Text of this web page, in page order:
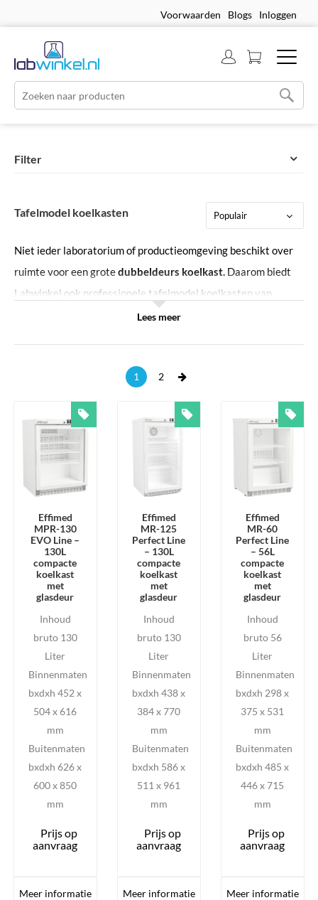
Voorwaarden Blogs Inloggen
Filter
Tafelmodel koelkasten
Niet ieder laboratorium of productieomgeving beschikt over
ruimte voor een grotedubbeldeurs koelkast. Daarom biedt
Labwinkel ook professionele tafelmodel koelkasten van
Liebherr . Deze units kunnen zowel onder als
tafelmodel koelkasten zijn beschikbaar met diverse
interieurconfiguraties, zoals draadroosters of lades,
afhankelijk van uw toepassing.
Onderstaand vindt u het assortiment tafelmodel koelkasten
binnen Labwinkel. Klik op een model voor specificaties, foto’s
Lees meer
1 2 next
Effimed
MPR-130
EVO Line –
130L
compacte
koelkast
met
glasdeur
Inhoud
bruto 130
Liter
Binnenmaten
bxdxh 452 x
504 x 616
mm
Buitenmaten
bxdxh 626 x
600 x 850
mm
Prijs op
aanvraag
Meer informatie
Effimed
MR-125
Perfect Line
– 130L
compacte
koelkast
met
glasdeur
Inhoud
bruto 130
Liter
Binnenmaten
bxdxh 438 x
384 x 770
mm
Buitenmaten
bxdxh 586 x
511 x 961
mm
Prijs op
aanvraag
Meer informatie
Effimed
MR-60
Perfect Line
– 56L
compacte
koelkast
met
glasdeur
Inhoud
bruto 56
Liter
Binnenmaten
bxdxh 298 x
375 x 531
mm
Buitenmaten
bxdxh 485 x
446 x 715
mm
Prijs op
aanvraag
Meer informatie